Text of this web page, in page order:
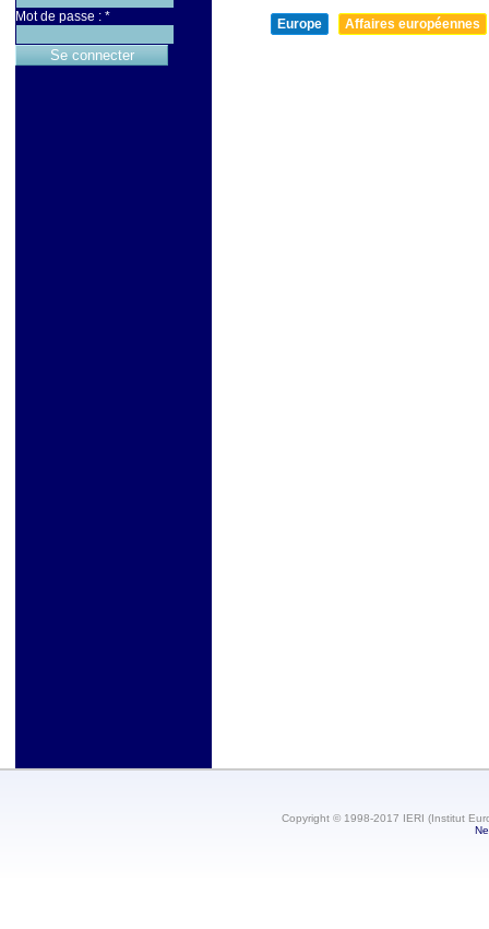
Mot de passe : * Europe Affaires européennes
Copyright © 1998-2017 IERI (Institut